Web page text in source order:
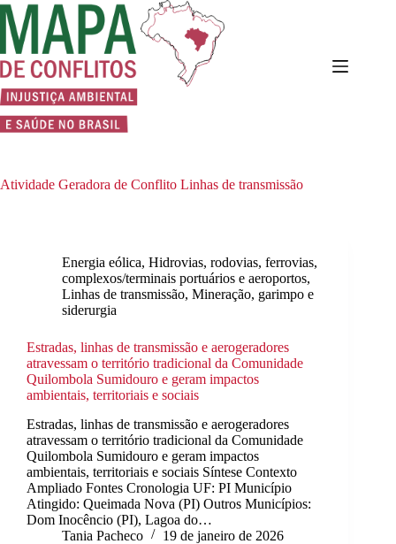
Pular
para
conteúdo
Atividade Geradora de Conflito Linhas de transmissão
Energia eólica, Hidrovias, rodovias, ferrovias,
complexos/terminais portuários e aeroportos,
Linhas de transmissão, Mineração, garimpo e
siderurgia
Estradas, linhas de transmissão e aerogeradores
atravessam o território tradicional da Comunidade
Quilombola Sumidouro e geram impactos
ambientais, territoriais e sociais
Estradas, linhas de transmissão e aerogeradores
atravessam o território tradicional da Comunidade
Quilombola Sumidouro e geram impactos
ambientais, territoriais e sociais Síntese Contexto
Ampliado Fontes Cronologia UF: PI Município
Atingido: Queimada Nova (PI) Outros Municípios:
Dom Inocêncio (PI), Lagoa do…
Tania Pacheco
19 de janeiro de 2026